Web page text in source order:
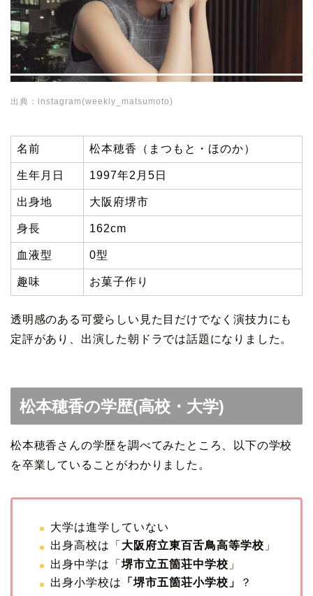
出典：instagram(weekly_matsumoto)
名前 松本穂香（まつもと・ほのか）
生年月日 1997年2月5日
出身地 大阪府堺市
身長 162cm
血液型 0型
趣味 お菓子作り
透明感のある可愛らしい見た目だけでなく演技力にも
定評があり、出演した朝ドラでは話題になりました。
松本穂香の学歴(高校・大学)
松本穂香さんの学歴を調べてみたところ、以下の学校
を卒業していることがわかりました。
大学は進学していない
出身高校は「 大阪府立東百舌鳥高等学校 」
出身中学は「 堺市立五箇荘中学校 」
出身小学校は
「堺市五箇荘小学校」 ？